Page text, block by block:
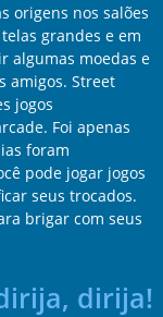
origens nos salões
grandes e em
algumas moedas e
amigos. Street
jogos
Foi apenas
foram
pode jogar jogos
seus trocados.
brigar com seus
dirija!